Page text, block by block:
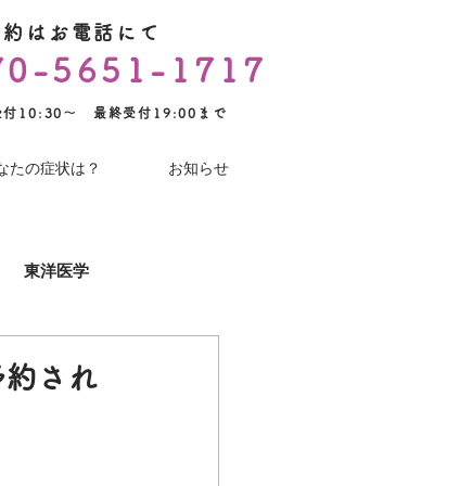
約はお電話にて
5651-1717
付10:30～ 最終受付19:00まで
たの症状は？ お知らせ
東洋医学
約され